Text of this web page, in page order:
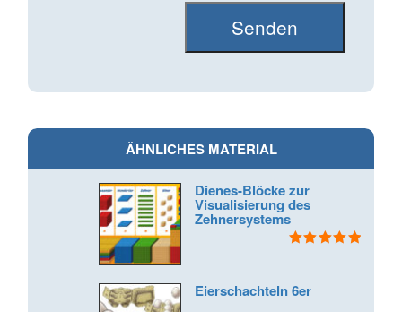
ÄHNLICHES MATERIAL
Dienes-Blöcke zur
Visualisierung des
Zehnersystems
Eierschachteln 6er